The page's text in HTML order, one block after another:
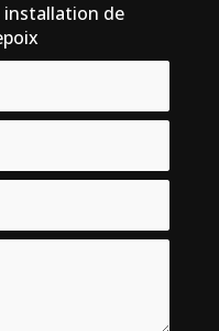
installation de